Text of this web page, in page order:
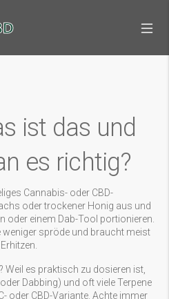
ist das und
es richtig?
Cannabis- oder CBD-
oder trockener Honig aus und
oder einem Dab-Tool portionieren.
spröde und braucht meist
Weil es praktisch zu dosieren ist,
Dabbing) und oft viele Terpene
oder CBD-Variante. Achte immer